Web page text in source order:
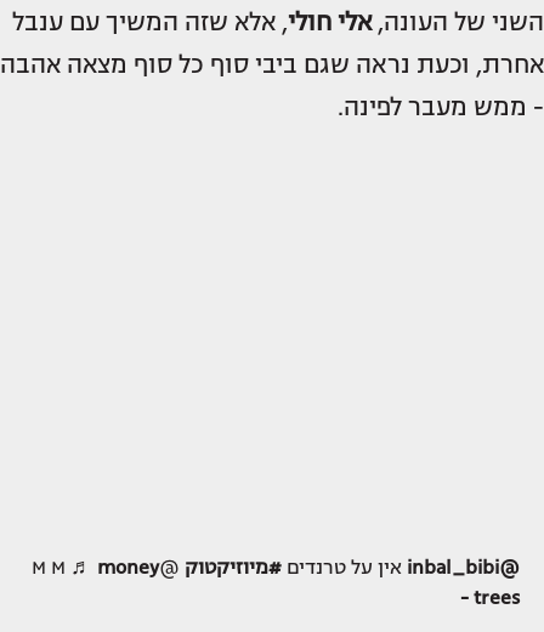
השני של העונה,אלי חולי, אלא שזה המשיך עם ענבל
אחרת, וכעת נראה שגם ביבי סוף כל סוף מצאה אהבה
- ממש מעבר לפינה.
@inbal_bibi אין על טרנדים #מיוזיקטוק @M M
♬ money
trees -